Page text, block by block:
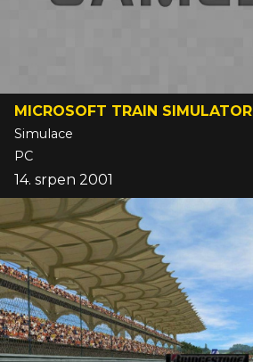
MICROSOFT TRAIN SIMULATOR
Simulace
PC
14. srpen 2001